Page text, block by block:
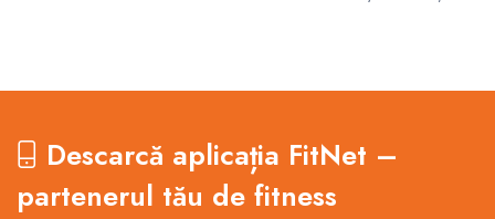
Descarcă aplicația FitNet –
partenerul tău de fitness